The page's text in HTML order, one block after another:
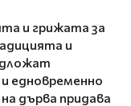
и грижата за
и
едновременно
дърва придава